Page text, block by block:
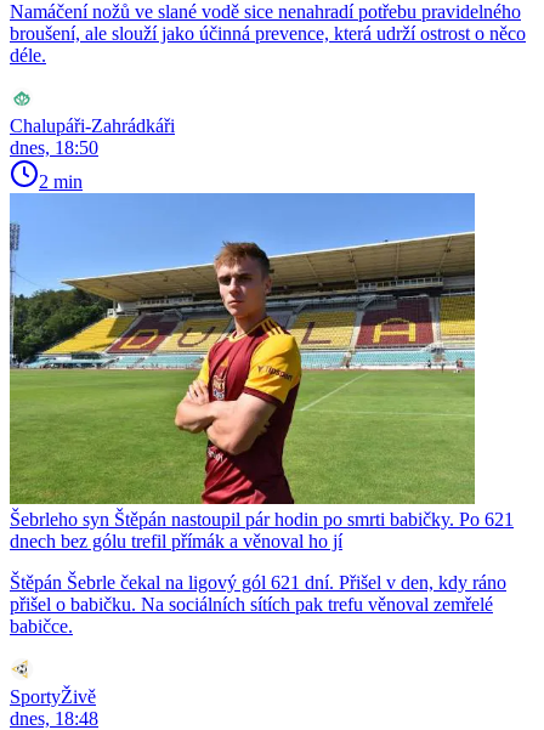
Namáčení nožů ve slané vodě sice nenahradí potřebu pravidelného
broušení, ale slouží jako účinná prevence, která udrží ostrost o něco
déle.
Chalupáři-Zahrádkáři
dnes, 18:50
2 min
Šebrleho syn Štěpán nastoupil pár hodin po smrti babičky. Po 621
dnech bez gólu trefil přímák a věnoval ho jí
Štěpán Šebrle čekal na ligový gól 621 dní. Přišel v den, kdy ráno
přišel o babičku. Na sociálních sítích pak trefu věnoval zemřelé
babičce.
SportyŽivě
dnes, 18:48